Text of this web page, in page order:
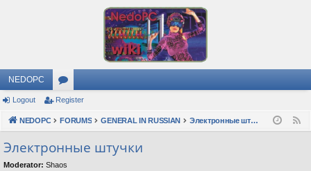
NEDOPC
or
u
s
Logout Register
NEDOPC FORUMS GENERAL IN RUSSIAN Электронные штучки
Электронные штучки
Moderator: Shaos